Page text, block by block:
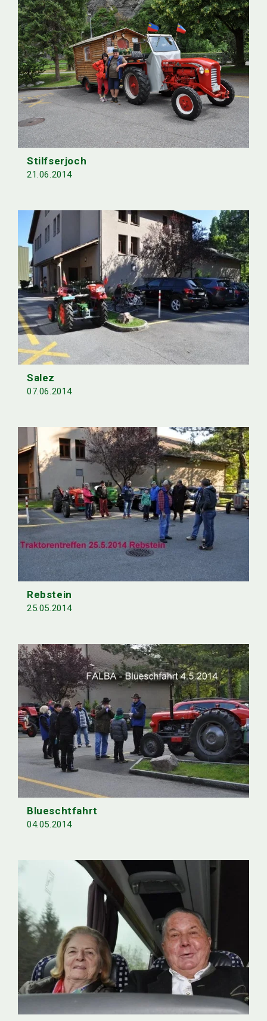
Stilfserjoch
21.06.2014
Salez
07.06.2014
Rebstein
25.05.2014
Blueschtfahrt
04.05.2014